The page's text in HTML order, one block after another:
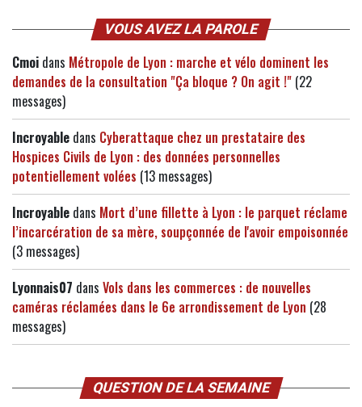
VOUS AVEZ LA PAROLE
Cmoi dans Métropole de Lyon : marche et vélo dominent les
demandes de la consultation "Ça bloque ? On agit !" (22
messages)
Incroyable dans Cyberattaque chez un prestataire des
Hospices Civils de Lyon : des données personnelles
potentiellement volées (13 messages)
Incroyable dans Mort d’une fillette à Lyon : le parquet réclame
l’incarcération de sa mère, soupçonnée de l'avoir empoisonnée
(3 messages)
Lyonnais07 dans Vols dans les commerces : de nouvelles
caméras réclamées dans le 6e arrondissement de Lyon (28
messages)
QUESTION DE LA SEMAINE